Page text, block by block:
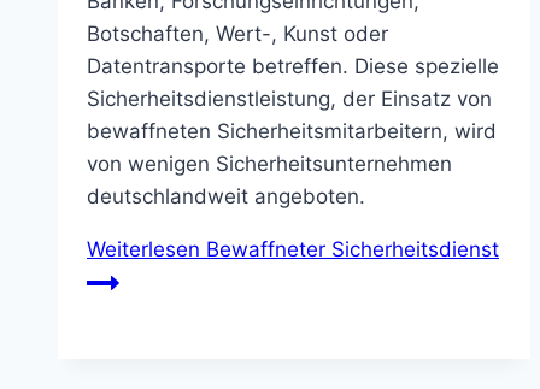
Botschaften, Wert-, Kunst oder
Datentransporte betreffen. Diese spezielle
Sicherheitsdienstleistung, der Einsatz von
bewaffneten Sicherheitsmitarbeitern, wird
von wenigen Sicherheitsunternehmen
deutschlandweit angeboten.
Weiterlesen Bewaffneter Sicherheitsdienst